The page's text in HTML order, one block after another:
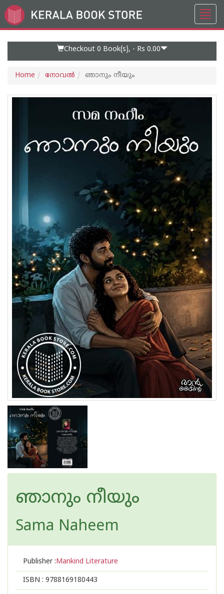
Go
to
Checkout 0 Book(s), - Rs 0.00
Home നോവല്‍ ഞാനും നീയും
ഞാനും നീയും
Sama Naheem
Publisher :Mankind Literature
ISBN : 9788169180443